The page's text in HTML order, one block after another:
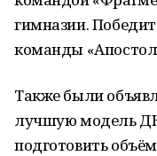
гимназии.
команды
Также были
лучшую модель
подготовить